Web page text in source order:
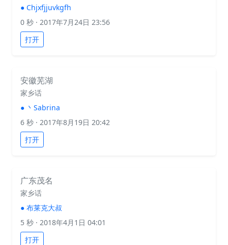
● Chjxfjjuvkgfh
0 秒 · 2017年7月24日 23:56
打开
安徽芜湖
家乡话
● 丶Sabrina
6 秒 · 2017年8月19日 20:42
打开
广东茂名
家乡话
● 布莱克大叔
5 秒 · 2018年4月1日 04:01
打开